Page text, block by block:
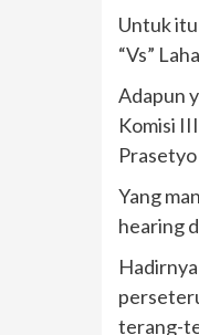
Untuk
“Vs”
Adapun
Komisi
Prasetyo
Yang
hearing
terang-